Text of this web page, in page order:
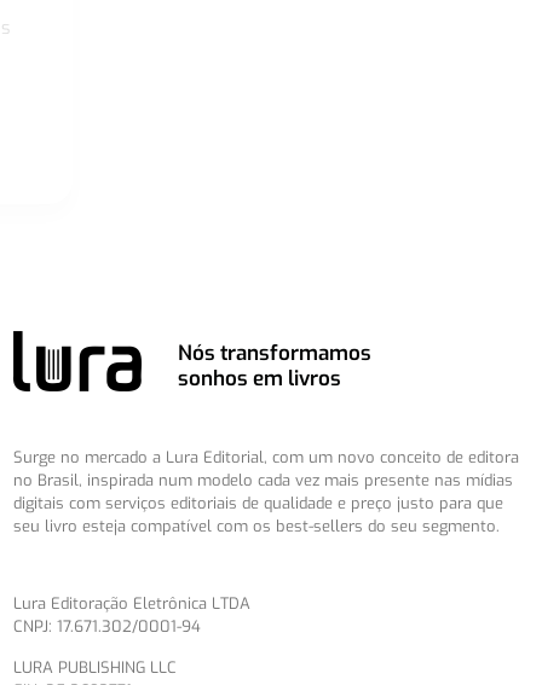
Nós transformamos
sonhos em livros
Surge no mercado a Lura Editorial, com um novo conceito de editora
no Brasil, inspirada num modelo cada vez mais presente nas mídias
digitais com serviços editoriais de qualidade e preço justo para que
seu livro esteja compatível com os best-sellers do seu segmento.
Lura Editoração Eletrônica LTDA
CNPJ: 17.671.302/0001-94
LURA PUBLISHING LLC